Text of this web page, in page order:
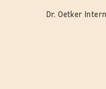
Dr. Oetker